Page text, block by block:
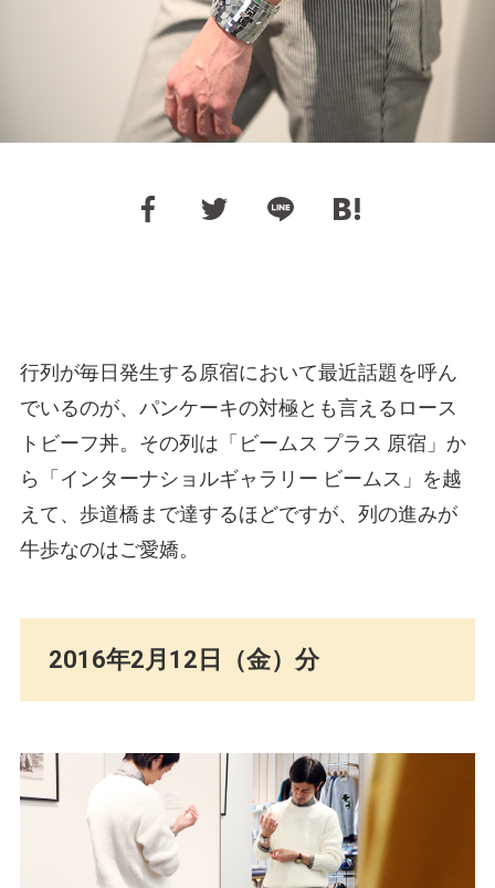
行列が毎日発生する原宿において最近話題を呼ん
でいるのが、パンケーキの対極とも言えるロース
トビーフ丼。その列は「ビームス プラス 原宿」か
ら「インターナショルギャラリー ビームス」を越
えて、歩道橋まで達するほどですが、列の進みが
牛歩なのはご愛嬌。
2016年2月12日（金）分